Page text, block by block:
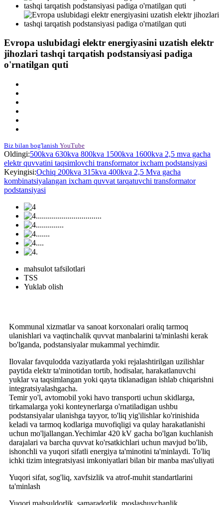
Evropa uslubidagi elektr energiyasini uzatish elektr
jihozlari tashqi tarqatish podstansiyasi padiga
o'rnatilgan quti
Biz bilan bog'lanish YouTube
Oldingi:500kva 630kva 800kva 1500kva 1600kva 2,5 mva gacha
elektr quvvatini taqsimlovchi transformator ixcham podstansiyasi
Keyingisi:Ochiq 200kva 315kva 400kva 2,5 Mva gacha
kombinatsiyalangan ixcham quvvat tarqatuvchi transformator
podstansiyasi
mahsulot tafsilotlari
TSS
Yuklab olish
Kommunal xizmatlar va sanoat korxonalari oraliq tarmoq
ulanishlari va vaqtinchalik quvvat manbalarini ta'minlashi kerak
bo'lganda, podstansiyalar mukammal yechimdir.
Ilovalar favqulodda vaziyatlarda yoki rejalashtirilgan uzilishlar
paytida elektr ta'minotidan tortib, hodisalar, harakatlanuvchi
yuklar va taqsimlangan yoki qayta tiklanadigan ishlab chiqarishni
integratsiyalashgacha.
Temir yo'l, avtomobil yoki havo transporti uchun skidlarga,
tirkamalarga yoki konteynerlarga o'rnatiladigan ushbu
podstansiyalar ulanishga tayyor, to'liq yig'ilishlar ko'rinishida
keladi va tarmoq kodlariga muvofiqligi va qulay harakatlanishi
uchun mo'ljallangan.Yechimlar 420 kV gacha bo'lgan kuchlanish
darajalari va barcha quvvat ko'rsatkichlari uchun mavjud bo'lib,
ishonchli va yuqori sifatli energiya ta'minotini ta'minlaydi. To'liq
ichki tizim integratsiyasi imkoniyatlari bilan bir manba mas'uliyati
Yuqori sifat, sog'liq, xavfsizlik va atrof-muhit standartlarini
ta'minlash